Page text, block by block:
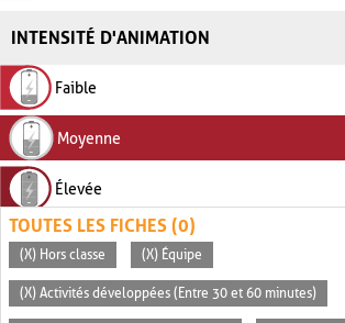
INTENSITÉ D'ANIMATION
Faible
Moyenne
Élevée
TOUTES LES FICHES (0)
(X) Hors classe (X) Équipe
(X) Activités développées (Entre 30 et 60 minutes)